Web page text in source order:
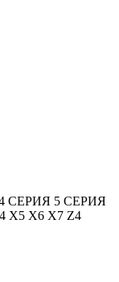
СЕРИЯ 5 СЕРИЯ
X5 X6 X7 Z4